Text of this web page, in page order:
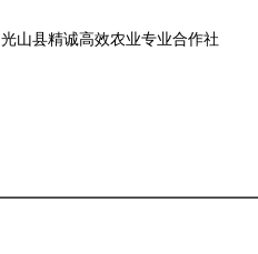
光山县精诚高效农业专业合作社